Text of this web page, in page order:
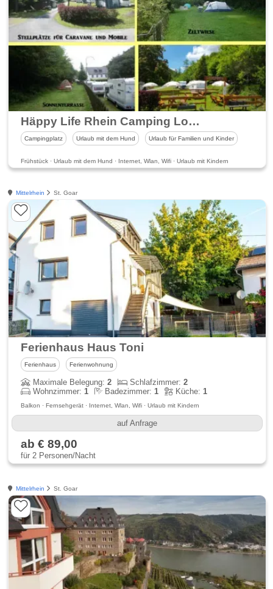
Häppy Life Rhein Camping Loreley
Campingplatz Urlaub mit dem Hund Urlaub für Familien und Kinder
Frühstück · Urlaub mit dem Hund · Internet, Wlan, Wifi · Urlaub mit Kindern
Mittelrhein St. Goar
Ferienhaus Haus Toni
Ferienhaus Ferienwohnung
Maximale Belegung:2 Schlafzimmer:2
Wohnzimmer:1 Badezimmer:1 Küche:1
Balkon · Fernsehgerät · Internet, Wlan, Wifi · Urlaub mit Kindern
auf Anfrage
ab € 89,00
für 2 Personen/Nacht
Mittelrhein St. Goar